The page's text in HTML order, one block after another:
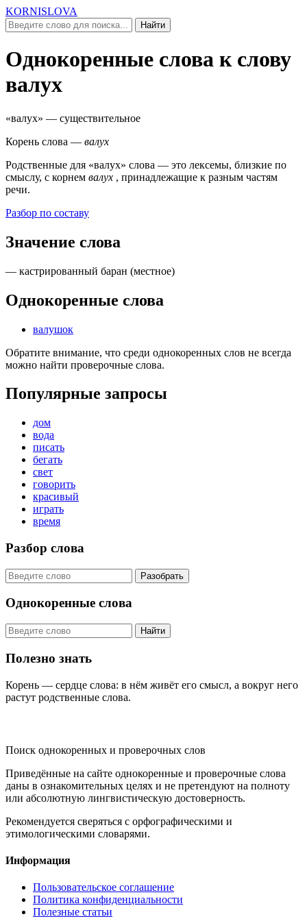
KORNISLOVA
Найти
Однокоренные слова к слову
валух
«валух» — существительное
Корень слова — валух
Родственные для «валух» слова — это лексемы, близкие по
смыслу, c корнем валух , принадлежащие к разным частям
речи.
Разбор по составу
Значение слова
— кастрированный баран (местное)
Однокоренные слова
валушок
Обратите внимание, что среди однокоренных слов не всегда
можно найти проверочные слова.
Популярные запросы
дом
вода
писать
бегать
свет
говорить
красивый
играть
время
Разбор слова
Разобрать
Однокоренные слова
Найти
Полезно знать
Корень — сердце слова: в нём живёт его смысл, а вокруг него
растут родственные слова.
Поиск однокоренных и проверочных слов
Приведённые на сайте однокоренные и проверочные слова
даны в ознакомительных целях и не претендуют на полноту
или абсолютную лингвистическую достоверность.
Рекомендуется сверяться с орфографическими и
этимологическими словарями.
Информация
Пользовательское соглашение
Политика конфиденциальности
Полезные статьи